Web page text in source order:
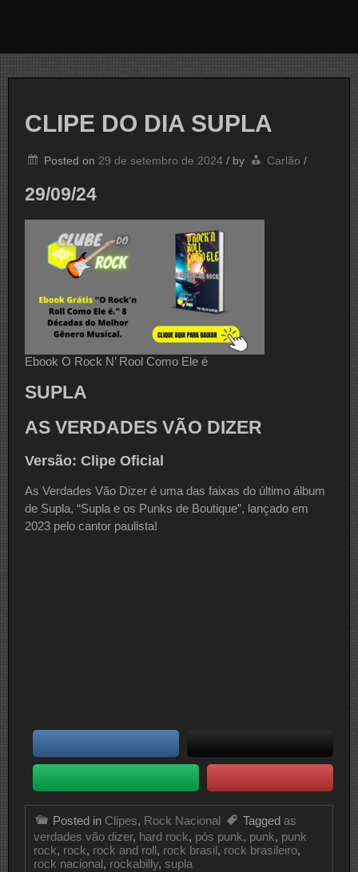
CLIPE DO DIA SUPLA
Posted on 29 de setembro de 2024 / by Carlão /
29/09/24
Ebook O Rock N’ Rool Como Ele é
SUPLA
AS VERDADES VÃO DIZER
Versão: Clipe Oficial
As Verdades Vão Dizer é uma das faixas do último álbum
de Supla, “Supla e os Punks de Boutique”, lançado em
2023 pelo cantor paulista!
Posted in Clipes, Rock Nacional Tagged as
verdades vão dizer, hard rock, pós punk, punk, punk
rock, rock, rock and roll, rock brasil, rock brasileiro,
rock nacional, rockabilly, supla